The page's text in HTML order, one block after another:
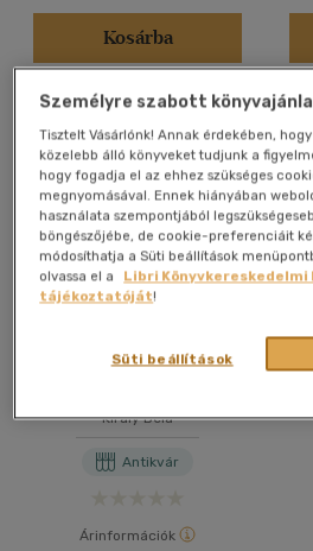
Ár szerint
500 Ft - 2500 Ft(131)
2500 Ft - 4500 Ft(3)
Korosztály szerint
Felnőtt(111)
Vélemény szerint
(126)
Kosárba
25 év a nemzetpolitika
Király Béla
Antikvár
Árinformációk
Személyre szabott
Tisztelt Vásárlónk! Annak érdekében,
közelebb álló könyveket tudjunk a
hogy fogadja el az ehhez szükséges
megnyomásával. Ennek hiányában
használata szempontjából
böngészőjébe, de cookie-preferenciáit
módosíthatja a Süti beállítások
olvassa el a
Libri
tájékoztatóját!
Süti beállítások